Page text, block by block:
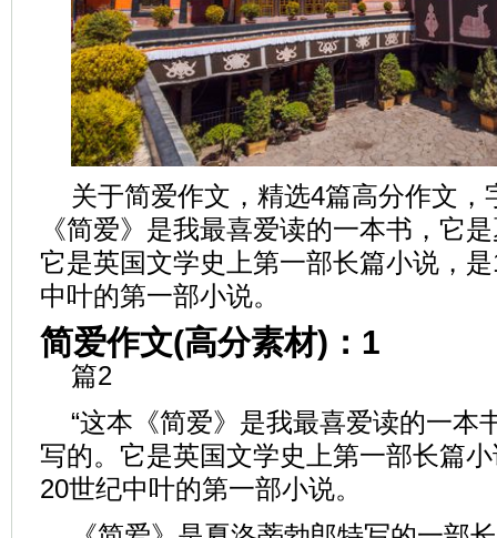
关于简爱作文，精选4篇高分作文，
《简爱》是我最喜爱读的一本书，它
它是英国文学史上第一部长篇小说，
中叶的第一部小说。
简爱作文(高分素材)：1
篇2
“这本《简爱》是我最喜爱读的一本
写的。它是英国文学史上第一部长篇
20世纪中叶的第一部小说。